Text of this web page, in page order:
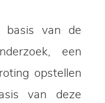
basis van de
een
opstellen
van deze